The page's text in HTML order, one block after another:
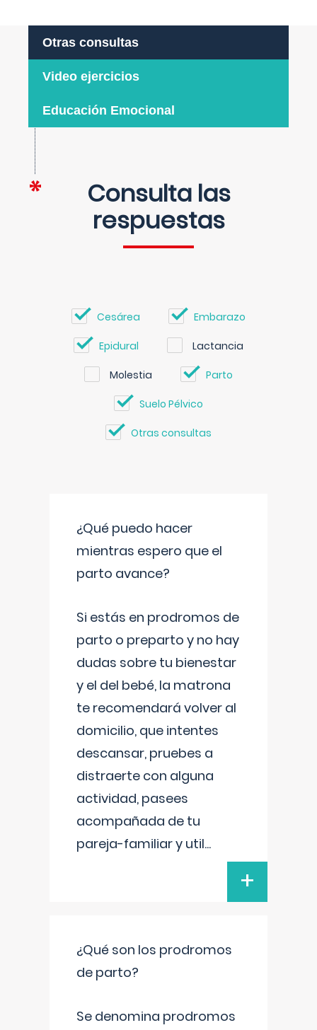
Otras consultas
Video ejercicios
Educación Emocional
Consulta las
respuestas
Cesárea Embarazo
Epidural Lactancia
Molestia Parto
Suelo Pélvico
Otras consultas
¿Qué puedo hacer
mientras espero que el
parto avance?
Si estás en prodromos de
parto o preparto y no hay
dudas sobre tu bienestar
y el del bebé, la matrona
te recomendará volver al
domicilio, que intentes
descansar, pruebes a
distraerte con alguna
actividad, pasees
acompañada de tu
pareja-familiar y util...
+
¿Qué son los prodromos
de parto?
Se denomina prodromos